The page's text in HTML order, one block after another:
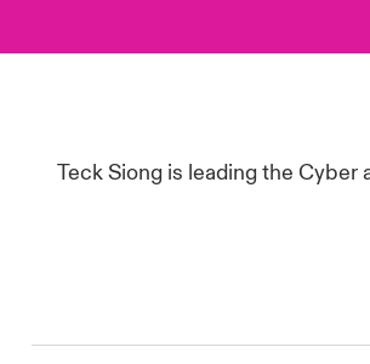
Teck Siong is leading the